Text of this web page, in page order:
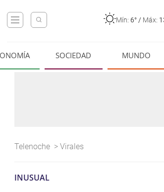
Mín: 6° / Máx:
SOCIEDAD MUNDO
Telenoche > Virales
INUSUAL